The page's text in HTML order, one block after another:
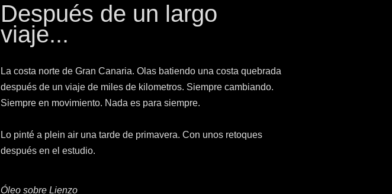
Después de un largo
viaje...
La costa norte de Gran Canaria. Olas batiendo una costa quebrada
después de un viaje de miles de kilometros. Siempre cambiando.
Siempre en movimiento. Nada es para siempre.
Lo pinté a plein air una tarde de primavera. Con unos retoques
después en el estudio.
Óleo sobre Lienzo